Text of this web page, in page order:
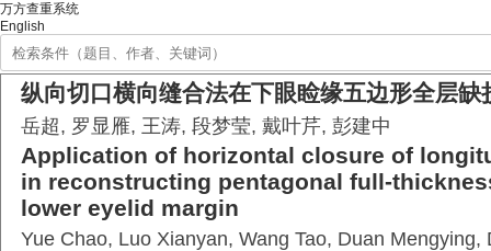
万方查重系统
English
纵向切口横向缝合法在下眼睑缘五边形全层缺
岳超, 罗显雁, 王涛, 段梦莹, 戴叶芹, 彭建中
Application of horizontal closure of
in reconstructing pentagonal full-
lower eyelid margin
Yue Chao, Luo Xianyan, Wang Tao, Duan Mengying,